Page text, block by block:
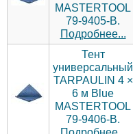
MASTERTOOL
79-9405-В.
Подробнее...
Тент
универсальный
TARPAULIN 4 ×
6 м Blue
MASTERTOOL
79-9406-В.